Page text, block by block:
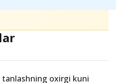
tanlashning oxirgi kuni